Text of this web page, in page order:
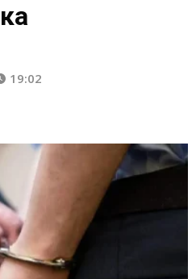
19:02